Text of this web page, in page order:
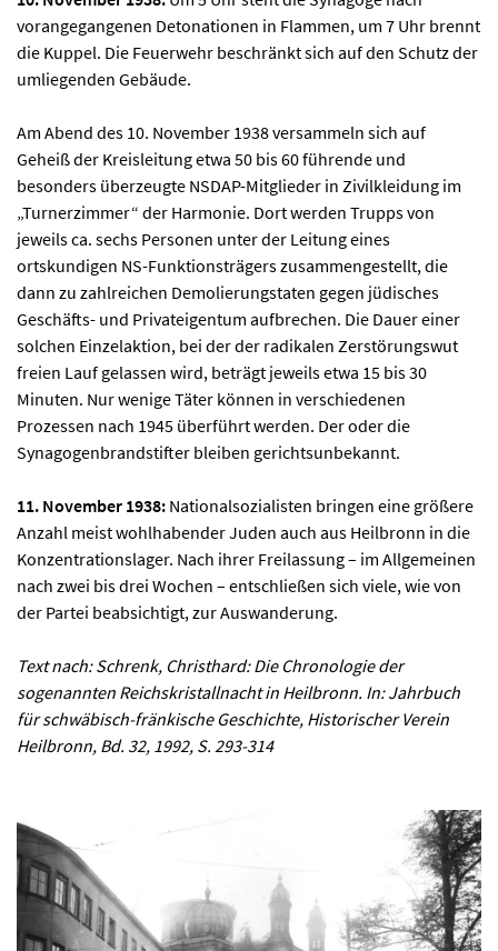
vorangegangenen Detonationen in Flammen, um 7 Uhr brennt
die Kuppel. Die Feuerwehr beschränkt sich auf den Schutz der
umliegenden Gebäude.
Am Abend des 10. November 1938 versammeln sich auf
Geheiß der Kreisleitung etwa 50 bis 60 führende und
besonders überzeugte NSDAP-Mitglieder in Zivilkleidung im
„Turnerzimmer“ der Harmonie. Dort werden Trupps von
jeweils ca. sechs Personen unter der Leitung eines
ortskundigen NS-Funktionsträgers zusammengestellt, die
dann zu zahlreichen Demolierungstaten gegen jüdisches
Geschäfts- und Privateigentum aufbrechen. Die Dauer einer
solchen Einzelaktion, bei der der radikalen Zerstörungswut
freien Lauf gelassen wird, beträgt jeweils etwa 15 bis 30
Minuten. Nur wenige Täter können in verschiedenen
Prozessen nach 1945 überführt werden. Der oder die
Synagogenbrandstifter bleiben gerichtsunbekannt.
11. November 1938: Nationalsozialisten bringen eine größere
Anzahl meist wohlhabender Juden auch aus Heilbronn in die
Konzentrationslager. Nach ihrer Freilassung – im Allgemeinen
nach zwei bis drei Wochen – entschließen sich viele, wie von
der Partei beabsichtigt, zur Auswanderung.
Text nach: Schrenk, Christhard: Die Chronologie der
sogenannten Reichskristallnacht in Heilbronn. In: Jahrbuch
für schwäbisch-fränkische Geschichte, Historischer Verein
Heilbronn, Bd. 32, 1992, S. 293-314